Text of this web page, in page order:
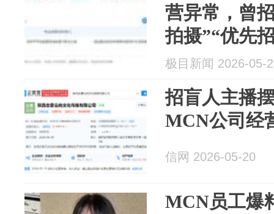
营异常，曾
拍摄”“优先
考虑”
极目新闻 2026-05-
招盲人主播
MCN公司经
信网 2026-05-20
MCN员工爆